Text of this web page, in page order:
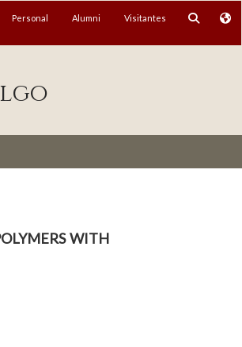
Personal Alumni Visitantes
with